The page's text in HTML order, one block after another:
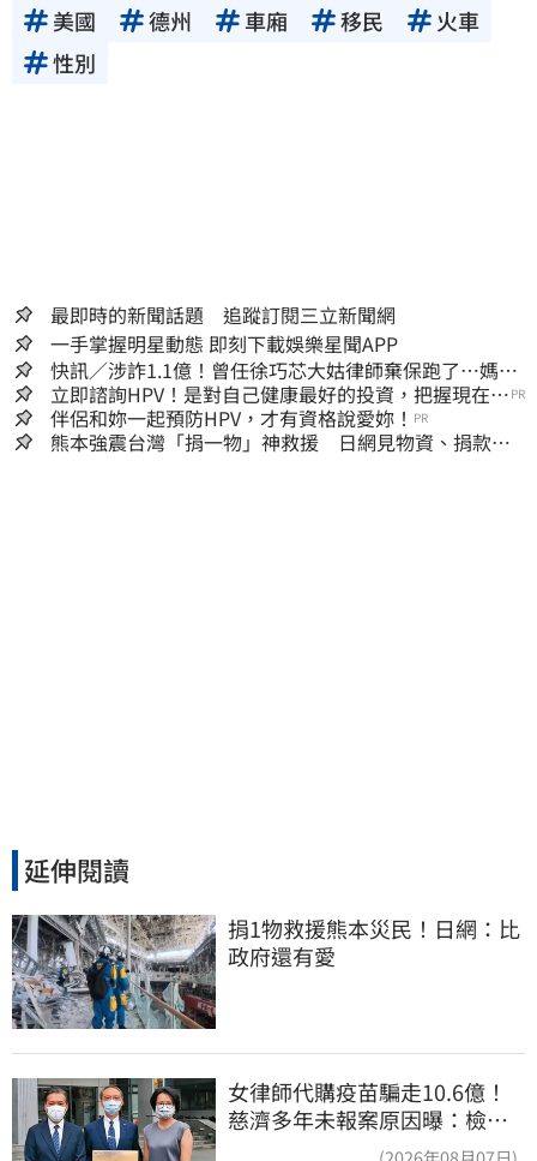
美國 德州 車廂 移民
火車
性別
最即時的新聞話題 追蹤訂閱三立新聞網
一手掌握明星動態 即刻下載娛樂星聞APP
快訊／涉詐1.1億！曾任徐巧芯大姑律師棄保跑了…媽也
離境 桃檢發通緝
立即諮詢HPV！是對自己健康最好的投資，把握現在不
嫌晚！
PR
伴侶和妳一起預防HPV，才有資格說愛妳！ PR
熊本強震台灣「捐一物」神救援 日網見物資、捐款
延伸閱讀
捐1物救援熊本災民！日網：比
政府還有愛
女律師代購疫苗騙走10.6億！
慈濟多年未報案原因曝：檢警